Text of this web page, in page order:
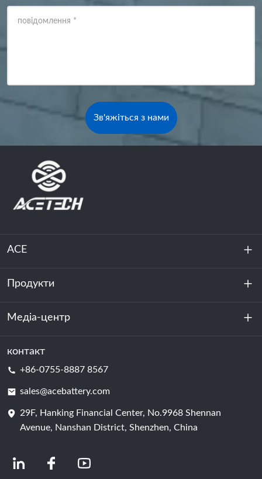
повідомлення *
Зв'яжіться з нами
ACE
Про нас
Стійкість
Продукти
Зберігання енергії
Центр обробки даних та серверна кімната
Елемент батареї
Медіа-центр
Новини
контакт
+86-0755-8887 8567
sales@acebattery.com
29F, Hanking Financial Center, No.9968 Shennan
Avenue, Nanshan District, Shenzhen, China